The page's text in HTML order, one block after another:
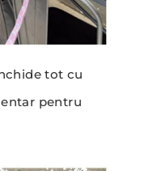
tot cu
pentru